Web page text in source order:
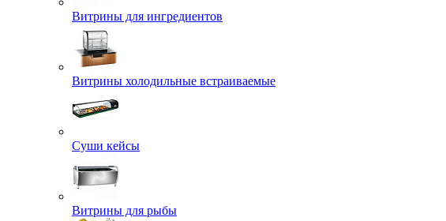
Витрины для ингредиентов
Витрины холодильные встраиваемые
Суши кейсы
Витрины для рыбы